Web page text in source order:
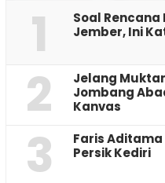
1
‎Soal
Jember, Ini
2
Jelang
Jombang
Kanvas
3
Faris
Persik Kediri